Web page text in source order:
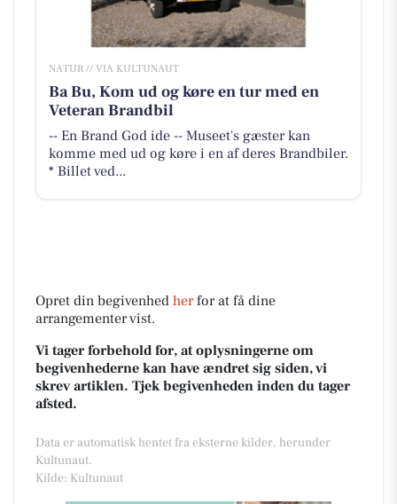
NATUR // VIA KULTUNAUT
Ba Bu, Kom ud og køre en tur med en
Veteran Brandbil
-- En Brand God ide -- Museet's gæster kan
komme med ud og køre i en af deres Brandbiler.
* Billet ved...
Opret din begivenhed herfor at få dine
arrangementer vist.
Vi tager forbehold for, at oplysningerne om
begivenhederne kan have ændret sig siden, vi
skrev artiklen. Tjek begivenheden inden du tager
afsted.
Data er automatisk hentet fra eksterne kilder, herunder
Kultunaut.
Kilde: Kultunaut